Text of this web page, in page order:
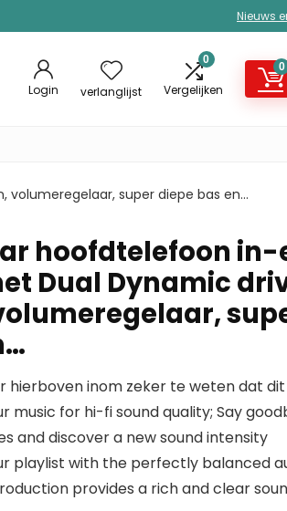
Nieuws
Login verlanglijst
0
Vergelijken
0
super diepe bas en…
hoofdtelefoon in-
Dual Dynamic
hierboven inom zeker te weten dat
music for hi-fi sound quality; Say
and discover a new sound intensity
playlist with the perfectly balanced
provides a rich and clear